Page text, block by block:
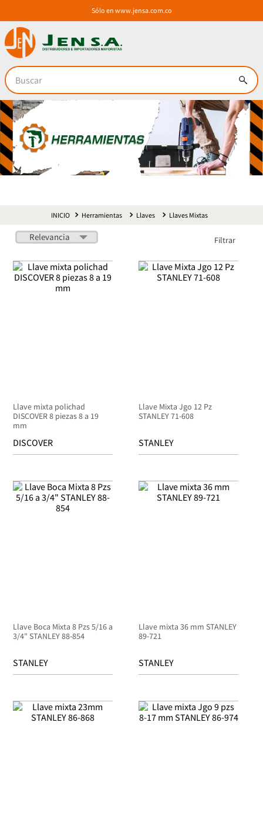
Sólo en www.jensa.com.co
Buscar
Herramientas Llaves Llaves Mixtas
Relevancia Filtrar
Llave mixta polichad
DISCOVER 8 piezas 8 a 19
mm
DISCOVER
Llave Mixta Jgo 12 Pz
STANLEY 71-608
STANLEY
Llave Boca Mixta 8 Pzs 5/16 a
3/4" STANLEY 88-854
STANLEY
Llave mixta 36 mm STANLEY
89-721
STANLEY